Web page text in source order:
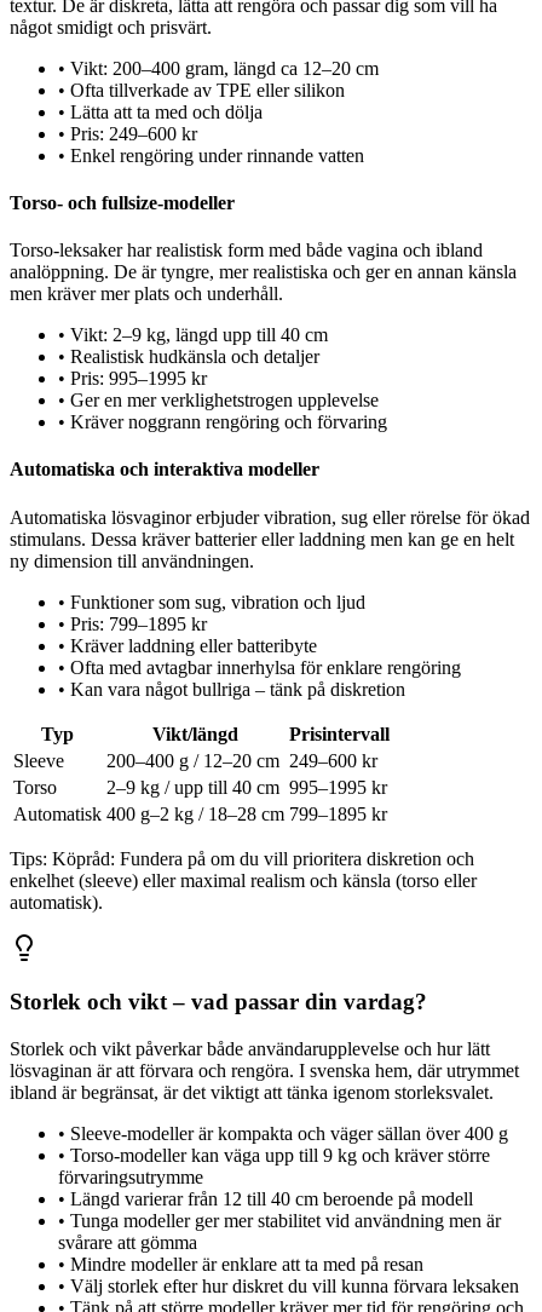
textur. De är diskreta, lätta att rengöra och passar dig som vill ha
något smidigt och prisvärt.
• Vikt: 200–400 gram, längd ca 12–20 cm
• Ofta tillverkade av TPE eller silikon
• Lätta att ta med och dölja
• Pris: 249–600 kr
• Enkel rengöring under rinnande vatten
Torso- och fullsize-modeller
Torso-leksaker har realistisk form med både vagina och ibland
analöppning. De är tyngre, mer realistiska och ger en annan känsla
men kräver mer plats och underhåll.
• Vikt: 2–9 kg, längd upp till 40 cm
• Realistisk hudkänsla och detaljer
• Pris: 995–1995 kr
• Ger en mer verklighetstrogen upplevelse
• Kräver noggrann rengöring och förvaring
Automatiska och interaktiva modeller
Automatiska lösvaginor erbjuder vibration, sug eller rörelse för ökad
stimulans. Dessa kräver batterier eller laddning men kan ge en helt
ny dimension till användningen.
• Funktioner som sug, vibration och ljud
• Pris: 799–1895 kr
• Kräver laddning eller batteribyte
• Ofta med avtagbar innerhylsa för enklare rengöring
• Kan vara något bullriga – tänk på diskretion
Typ Vikt/längd
Prisintervall
Sleeve
200–400 g / 12–20 cm 249–600 kr
Torso
2–9 kg / upp till 40 cm 995–1995 kr
Automatisk 400 g–2 kg / 18–28 cm 799–1895 kr
Tips: Köpråd: Fundera på om du vill prioritera diskretion och
enkelhet (sleeve) eller maximal realism och känsla (torso eller
automatisk).
Storlek och vikt – vad passar din vardag?
Storlek och vikt påverkar både användarupplevelse och hur lätt
lösvaginan är att förvara och rengöra. I svenska hem, där utrymmet
ibland är begränsat, är det viktigt att tänka igenom storleksvalet.
• Sleeve-modeller är kompakta och väger sällan över 400 g
• Torso-modeller kan väga upp till 9 kg och kräver större
förvaringsutrymme
• Längd varierar från 12 till 40 cm beroende på modell
• Tunga modeller ger mer stabilitet vid användning men är
svårare att gömma
• Mindre modeller är enklare att ta med på resan
• Välj storlek efter hur diskret du vill kunna förvara leksaken
• Tänk på att större modeller kräver mer tid för rengöring och